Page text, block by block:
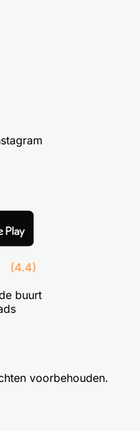
(4.4)
buurt
voorbehouden.